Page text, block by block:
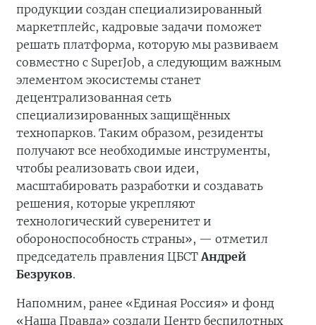
продукции создан специализированный
маркетплейс, кадровые задачи поможет
решать платформа, которую мы развиваем
совместно с SuperJob, а следующим важным
элементом экосистемы станет
децентрализованная сеть
специализированных защищённых
технопарков. Таким образом, резиденты
получают все необходимые инструменты,
чтобы реализовать свои идеи,
масштабировать разработки и создавать
решения, которые укрепляют
технологический суверенитет и
обороноспособность страны», — отметил
председатель правления ЦБСТАндрей
Безруков.
Напомним, ранее «Единая Россия» и фонд
«Наша Правда» создали Центр беспилотных